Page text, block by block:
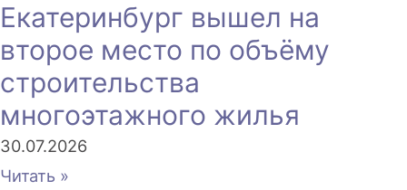
Екатеринбург вышел на
второе место по объёму
строительства
многоэтажного жилья
30.07.2026
Читать »